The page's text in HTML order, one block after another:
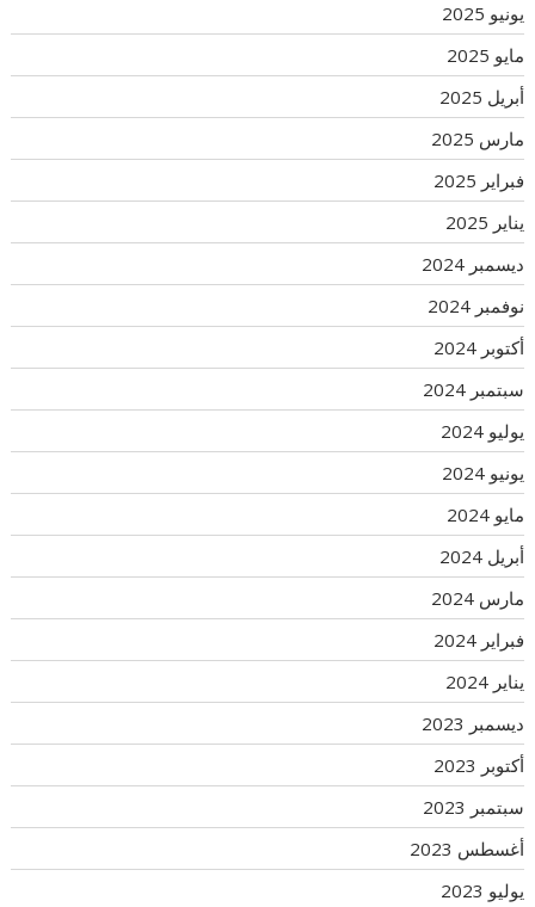
يونيو 2025
مايو 2025
أبريل 2025
مارس 2025
فبراير 2025
يناير 2025
ديسمبر 2024
نوفمبر 2024
أكتوبر 2024
سبتمبر 2024
يوليو 2024
يونيو 2024
مايو 2024
أبريل 2024
مارس 2024
فبراير 2024
يناير 2024
ديسمبر 2023
أكتوبر 2023
سبتمبر 2023
أغسطس 2023
يوليو 2023